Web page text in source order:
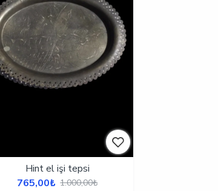
Hint el işi tepsi
765,00₺ 1.000,00₺